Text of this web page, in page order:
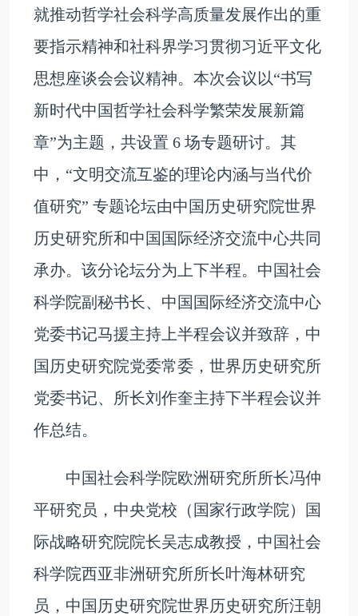
就推动哲学社会科学高质量发展作出的重
要指示精神和社科界学习贯彻习近平文化
思想座谈会会议精神。本次会议以“书写
新时代中国哲学社会科学繁荣发展新篇
章”为主题，共设置 6 场专题研讨。其
中，“文明交流互鉴的理论内涵与当代价
值研究” 专题论坛由中国历史研究院世界
历史研究所和中国国际经济交流中心共同
承办。该分论坛分为上下半程。中国社会
科学院副秘书长、中国国际经济交流中心
党委书记马援主持上半程会议并致辞，中
国历史研究院党委常委，世界历史研究所
党委书记、所长刘作奎主持下半程会议并
作总结。
中国社会科学院欧洲研究所所长冯仲
平研究员，中央党校（国家行政学院）国
际战略研究院院长吴志成教授，中国社会
科学院西亚非洲研究所所长叶海林研究
员，中国历史研究院世界历史研究所汪朝